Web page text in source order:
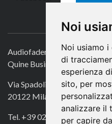
Noi
Noi usiamo
di
esperienza
sito, per
analizzare il
per capire
Audiofader.com
Quine Business Publisher
Via Spadolini 7
20122 Milano
Tel. +39 02 49756990